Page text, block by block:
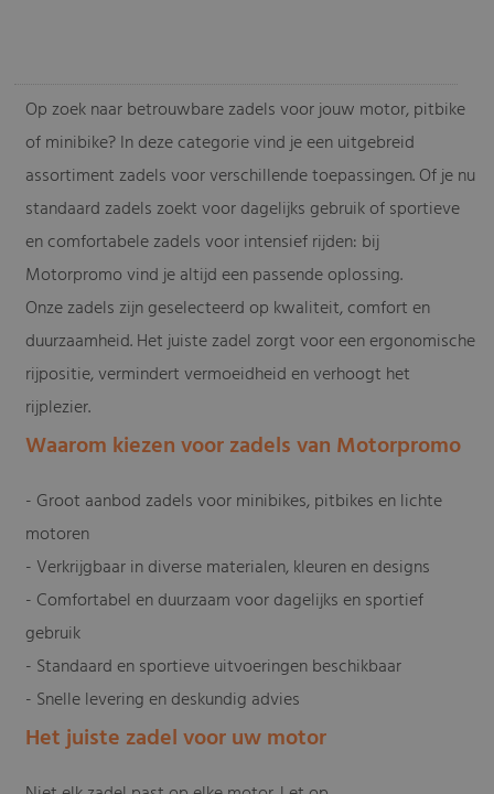
Op zoek naar betrouwbare zadels voor jouw motor, pitbike
of minibike? In deze categorie vind je een uitgebreid
assortiment zadels voor verschillende toepassingen. Of je nu
standaard zadels zoekt voor dagelijks gebruik of sportieve
en comfortabele zadels voor intensief rijden: bij
Motorpromo vind je altijd een passende oplossing.
Onze zadels zijn geselecteerd op kwaliteit, comfort en
duurzaamheid. Het juiste zadel zorgt voor een ergonomische
rijpositie, vermindert vermoeidheid en verhoogt het
rijplezier.
Waarom kiezen voor zadels van Motorpromo
- Groot aanbod zadels voor minibikes, pitbikes en lichte
motoren
- Verkrijgbaar in diverse materialen, kleuren en designs
- Comfortabel en duurzaam voor dagelijks en sportief
gebruik
- Standaard en sportieve uitvoeringen beschikbaar
- Snelle levering en deskundig advies
Het juiste zadel voor uw motor